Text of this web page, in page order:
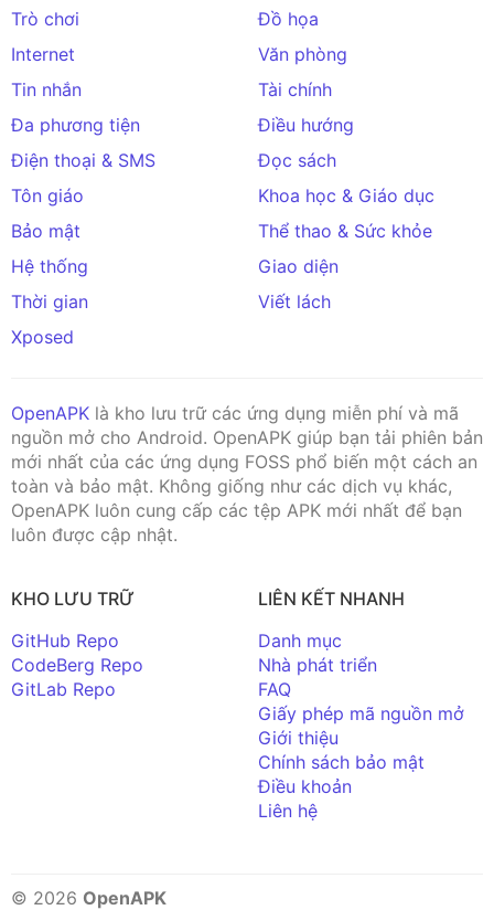
Trò chơi
Đồ họa
Internet
Văn phòng
Tin nhắn
Tài chính
Đa phương tiện
Điều hướng
Điện thoại & SMS
Đọc sách
Tôn giáo
Khoa học & Giáo dục
Bảo mật
Thể thao & Sức khỏe
Hệ thống
Giao diện
Thời gian
Viết lách
Xposed
OpenAPK là kho lưu trữ các ứng dụng miễn phí và mã
nguồn mở cho Android. OpenAPK giúp bạn tải phiên bản
mới nhất của các ứng dụng FOSS phổ biến một cách an
toàn và bảo mật. Không giống như các dịch vụ khác,
OpenAPK luôn cung cấp các tệp APK mới nhất để bạn
luôn được cập nhật.
KHO LƯU TRỮ
GitHub Repo
CodeBerg Repo
GitLab Repo
LIÊN KẾT NHANH
Danh mục
Nhà phát triển
FAQ
Giấy phép mã nguồn mở
Giới thiệu
Chính sách bảo mật
Điều khoản
Liên hệ
© 2026 OpenAPK